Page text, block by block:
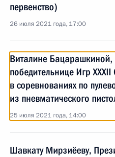
первенство)
26 июля 2021 года, 17:00
Виталине Бацарашкиной,
победительнице Игр
в соревнованиях по
из пневматического
25 июля 2021 года, 14:00
Шавкату Мирзиёеву,